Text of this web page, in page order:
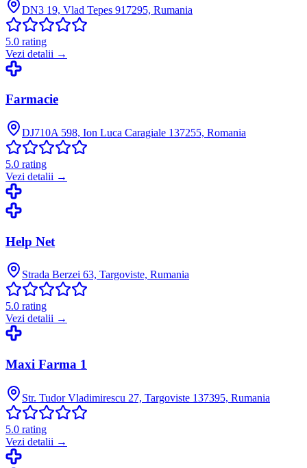
DN3 19, Vlad Tepes 917295, Rumania
5.0 rating
Vezi detalii →
Farmacie
DJ710A 598, Ion Luca Caragiale 137255, Romania
5.0 rating
Vezi detalii →
Help Net
Strada Berzei 63, Targoviste, Rumania
5.0 rating
Vezi detalii →
Maxi Farma 1
Str. Tudor Vladimirescu 27, Targoviste 137395, Rumania
5.0 rating
Vezi detalii →